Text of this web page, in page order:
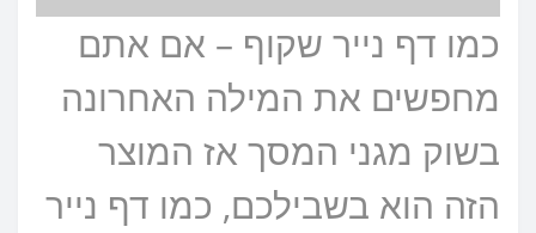
כמו דף נייר שקוף – אם אתם
מחפשים את המילה האחרונה
בשוק מגני המסך אז המוצר
הזה הוא בשבילכם, כמו דף נייר